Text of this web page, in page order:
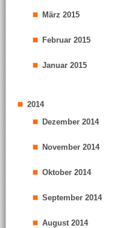
März 2015
Februar 2015
Januar 2015
2014
Dezember 2014
November 2014
Oktober 2014
September 2014
August 2014